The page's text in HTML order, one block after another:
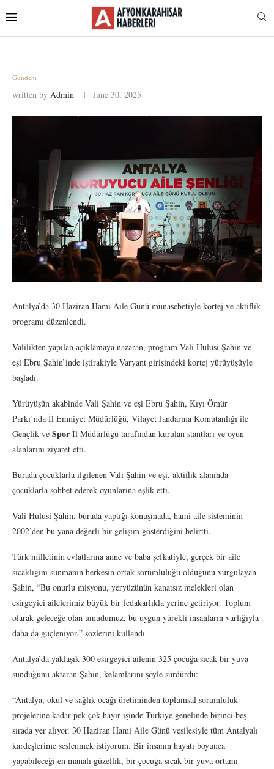
Gündem
written by Admin June 30, 2025
Antalya’da 30 Haziran Hami Aile Günü münasebetiyle kortej ve aktiflik
programı düzenlendi.
Valilikten yapılan açıklamaya nazaran, program Vali Hulusi Şahin ve
eşi Ebru Şahin’inde iştirakiyle Varyant girişindeki kortej yürüyüşüyle
başladı.
Yürüyüşün akabinde Vali Şahin ve eşi Ebru Şahin, Kıyı Ömür
Parkı’nda İl Emniyet Müdürlüğü, Vilayet Jandarma Komutanlığı ile
Gençlik ve Spor İl Müdürlüğü tarafından kurulan stantları ve oyun
alanlarını ziyaret etti.
Burada çocuklarla ilgilenen Vali Şahin ve eşi, aktiflik alanında
çocuklarla sohbet ederek oyunlarına eşlik etti.
Vali Hulusi Şahin, burada yaptığı konuşmada, hami aile sisteminin
2002’den bu yana değerli bir gelişim gösterdiğini belirtti.
Türk milletinin evlatlarına anne ve baba şefkatiyle, gerçek bir aile
sıcaklığını sunmanın herkesin ortak sorumluluğu olduğunu vurgulayan
Şahin, “Bu onurlu misyonu, yeryüzünün kanatsız melekleri olan
esirgeyici ailelerimiz büyük bir fedakarlıkla yerine getiriyor. Toplum
olarak geleceğe olan umudumuz, bu uygun yürekli insanların varlığıyla
daha da güçleniyor.” sözlerini kullandı.
Antalya’da yaklaşık 300 esirgeyici ailenin 325 çocuğa sıcak bir yuva
sunduğunu aktaran Şahin, kelamlarını şöyle sürdürdü:
“Antalya, okul ve sağlık ocağı üretiminden toplumsal sorumluluk
projelerine kadar pek çok hayır işinde Türkiye genelinde birinci beş
sırada yer alıyor. 30 Haziran Hami Aile Günü vesilesiyle tüm Antalyalı
kardeşlerime seslenmek istiyorum. Bir insanın hayatı boyunca
yapabileceği en manalı güzellik, bir çocuğa sıcak bir yuva ortamı